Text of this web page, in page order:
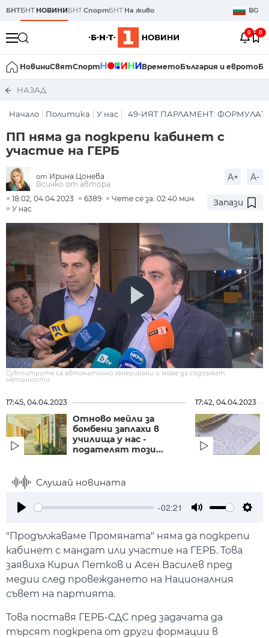
БНТБНТ НОВИНИБНТСпортБНТ На живо BG
0 0
НовиниСвятСпорт ВреметоБългария и еврото
НАЗАД
Начало Политика У нас 49-ИЯТ ПАРЛАМЕНТ:
ПП няма да подкрепи кабинет с
участие на ГЕРБ
от Ирина Цонева
Всичко от автора
A+ A-
18:02, 04.04.2023 6389
Чете се за: 02:40 мин.
У нас
Запази
Субтитрите са автоматично генерирани и може да съдържат
неточности.
17:45, 04.04.2023
Отново мейли за
бомбени заплахи в
училища у нас -
подателят този...
17:42, 04.04.2023
Слушай новината
-02:21
"Продължаваме Промяната" няма да подкрепи
кабинет с мандат или участие на ГЕРБ. Това
заявиха Кирил Петков и Асен Василев пред
медии след провеждането на Националния
съвет на партията.
Това поставя ГЕРБ-СДС пред задачата да
търсят подкрепа от други формации в